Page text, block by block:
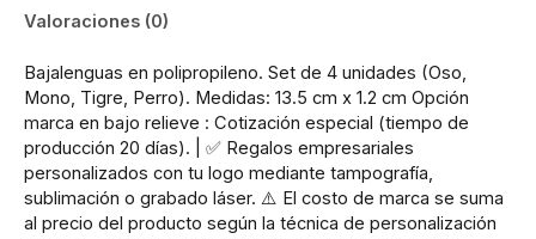
Valoraciones (0)
Bajalenguas en polipropileno. Set de 4 unidades (Oso,
Mono, Tigre, Perro). Medidas: 13.5 cm x 1.2 cm Opción
marca en bajo relieve : Cotización especial (tiempo de
producción 20 días). | ✅ Regalos empresariales
personalizados con tu logo mediante tampografía,
sublimación o grabado láser. ⚠️ El costo de marca se suma
al precio del producto según la técnica de personalización